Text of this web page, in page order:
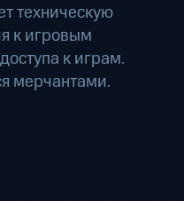
техническую
к игровым
к играм.
мерчантами.